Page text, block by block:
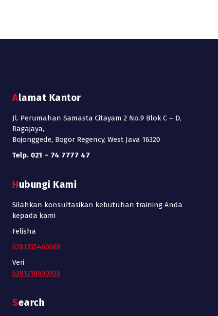
Alamat Kantor
Jl. Perumahan Samasta Citayam 2 No.9 Blok C – D,
Ragajaya,
Bojonggede, Bogor Regency, West Java 16320
Telp. 021 – 74 7777 47
Hubungi Kami
Silahkan konsultasikan kebutuhan training Anda
kepada kami
Felisha
6281355460688
Veri
6281218600928
Search